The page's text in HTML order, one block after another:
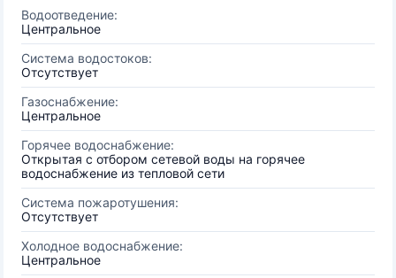
Водоотведение:
Центральное
Система водостоков:
Отсутствует
Газоснабжение:
Центральное
Горячее водоснабжение:
Открытая с отбором сетевой воды на горячее
водоснабжение из тепловой сети
Система пожаротушения:
Отсутствует
Холодное водоснабжение:
Центральное